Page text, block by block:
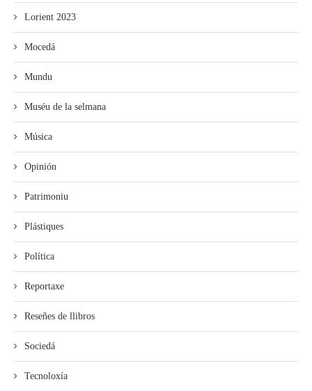
Lorient 2023
Mocedá
Mundu
Muséu de la selmana
Música
Opinión
Patrimoniu
Plástiques
Política
Reportaxe
Reseñes de llibros
Sociedá
Tecnoloxía